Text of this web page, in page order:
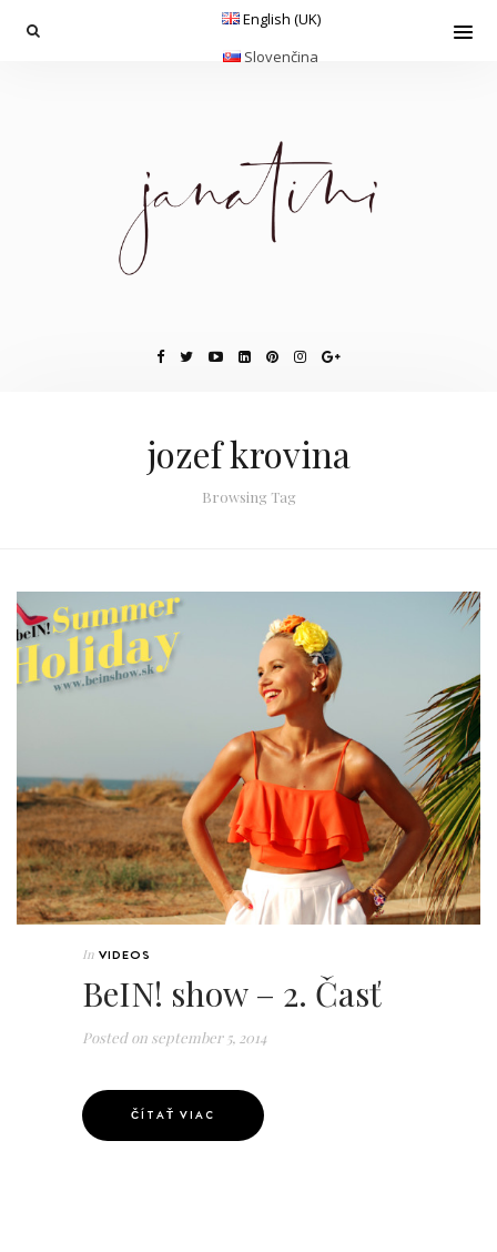
English (UK)
Slovenčina
jozef krovina
Browsing Tag
In VIDEOS
BeIN! show – 2. Časť
Posted on september 5, 2014
ČÍTAŤ VIAC